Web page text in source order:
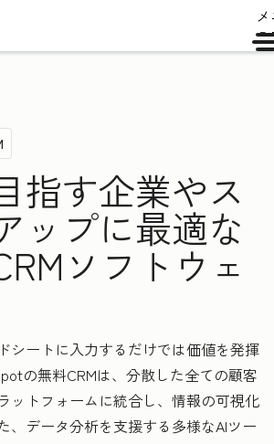
指す企業やス
ップに最適な
ソフトウェ
シートに入力するだけでは価値を発揮
の無料CRMは、分散した全ての顧客
ットフォームに統合し、情報の可視化
、データ分析を支援する多様なAIツー